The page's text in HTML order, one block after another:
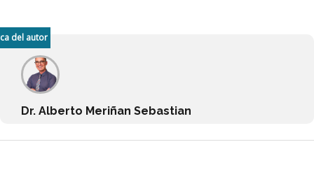
del autor
Dr. Alberto Meriñan Sebastian